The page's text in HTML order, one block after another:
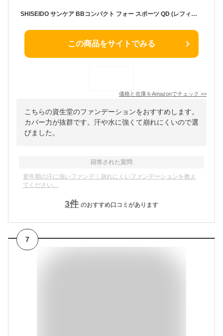
SHISEIDO サンケア BBコンパクト フォー スポーツ QD (レフィル) ミディアムダーク 12g SPF50+ PA+++ | ファンデーション | エマルジョン（固型乳化）タイプ | 紫外線カット BB ウォータープルーフ | 資生堂
この商品をサイトでみる
価格と在庫をAmazonでチェック >>
こちらの資生堂のファンデーションをおすすめします。
カバー力が抜群です。汗や水に強くて崩れにくいので選
びました。
回答された質問
更年期の汗に強いファンデ｜崩れにくいファンデーションを教え
てください。
3件 のおすすめ口コミがあります
7